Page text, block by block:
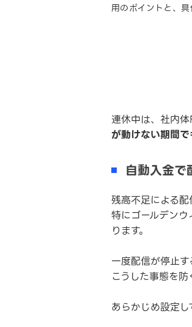
用のポイントと、具
連休中は、社内
が動けない期間
自動入金で
残高不足による配
特にゴールデンウ
ります。
一度配信が停止
こうした事態を防
あらかじめ設定